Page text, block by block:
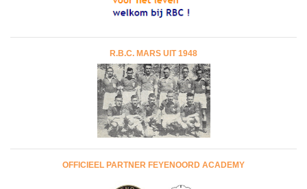
R.B.C. MARS UIT 1948
OFFICIEEL PARTNER FEYENOORD ACADEMY